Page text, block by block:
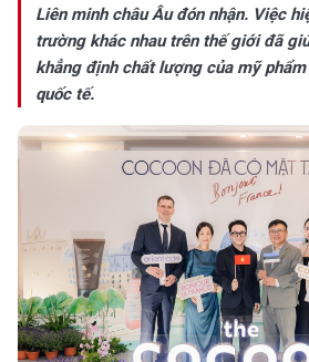
Liên minh châu Âu đón nhận. Việc
trường khác nhau trên thế giới đã
khẳng định chất lượng của mỹ
quốc tế.